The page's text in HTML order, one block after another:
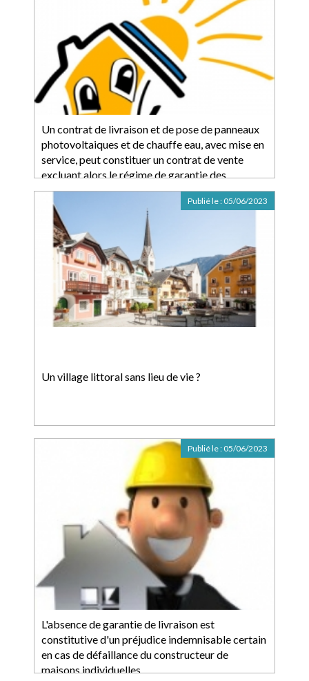
Un contrat de livraison et de pose de panneaux
photovoltaiques et de chauffe eau, avec mise en
service, peut constituer un contrat de vente
excluant alors le régime de garantie des
constructeurs
Un village littoral sans lieu de vie ?
Publié le : 05/06/2023
L'absence de garantie de livraison est
constitutive d'un préjudice indemnisable certain
en cas de défaillance du constructeur de
maisons individuelles
Publié le : 05/06/2023